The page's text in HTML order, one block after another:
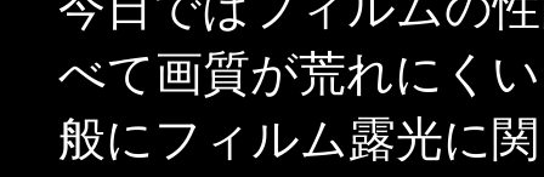
べて画質が荒れにく
般にフィルム露光に